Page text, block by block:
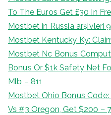
To The Euros Get £30 In
Mostbet in Russia arşivleri
Mostbet Kentucky Ky:
Mostbet Nc Bonus
Bonus Or $1k Safety Net
Mlb – 811
Mostbet Ohio Bonus
Vs #3 Oregon, Get $200 –